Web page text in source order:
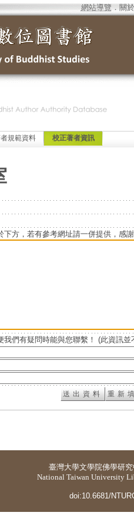
網站導覽 ． 關
規範資料 校正著者資訊
方，若有參考網址請一併提供，感謝
我們有疑問時能與您聯繫！ (此資訊並
臺灣大學文學院佛學研
National Taiwan University
doi:10.6681/